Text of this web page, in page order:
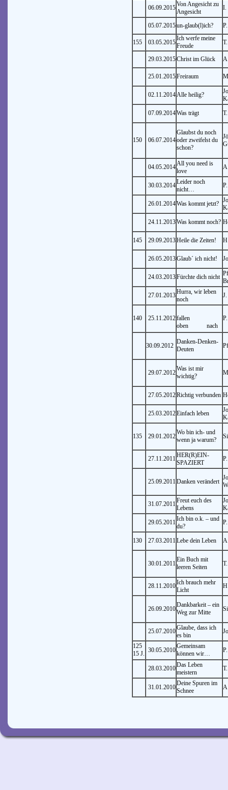
06.09.2015Von Angesicht zu
Angesicht
I.
05.07.2015un-glaub(l)ich?
155 03.05.2015
Ich werfe meine
Freude
29.03.2015Christ im Glück
25.01.2015Freiraum
02.11.2014Alle heilig?
07.09.2014Was trägt
150 06.07.2014
Glaubst du noch
oder zweifelst du
schon?
04.05.2014All you need is
love
30.03.2014Leider noch
nicht…
26.01.2014Was kommt jetzt?
24.11.2013Was kommt noch?
145 29.09.2013Heile die Zeiten!
26.05.2013Glaub´ ich nicht!
24.03.2013Fürchte dich nicht
27.01.2013Hurra, wir leben
noch
140 25.11.2012fallen
oben nach
30.09.2012
Danken-Denken-
Deuten
29.07.2012
Was ist mir
wichtig?
27.05.2012Richtig verbunden
25.03.2012Einfach leben
135 29.01.2012
Wo bin ich- und
wenn ja warum?
27.11.2011HER(R)EIN-
SPAZIERT
25.09.2011Danken verändert
31.07.2011Freut euch des
Lebens
29.05.2011Ich bin o.k. – und
du?
130 27.03.2011Lebe dein Leben
30.01.2011
Ein Buch mit
leeren Seiten
28.11.2010Ich brauch mehr
Licht
26.09.2010
Dankbarkeit – ein
Weg zur Mitte
25.07.2010Glaube, dass ich
es bin
125
15 J. 30.05.2010
Gemeinsam
können wir…
28.03.2010Das Leben
meistern
31.01.2010
Deine Spuren im
Schnee